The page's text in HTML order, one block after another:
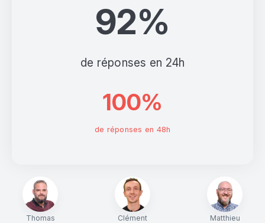
Thomas Clément Matthieu
92%
de réponses en 24h
100%
de réponses en 48h